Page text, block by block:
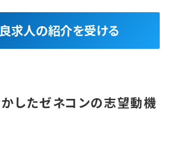
良求人の紹介を受ける
したゼネコンの志望動機